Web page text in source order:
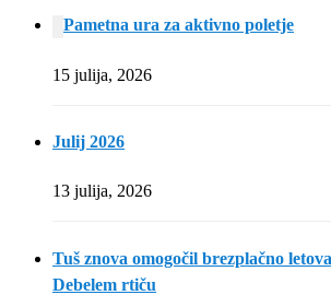
Pametna ura za aktivno poletje
15 julija, 2026
Julij 2026
13 julija, 2026
Tuš znova omogočil brezplačno
Debelem rtiču